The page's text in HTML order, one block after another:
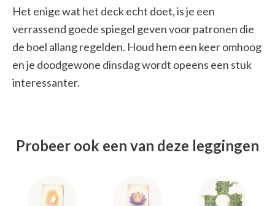
Het enige wat het deck echt doet, is je een
verrassend goede spiegel geven voor patronen die
de boel allang regelden. Houd hem een keer omhoog
en je doodgewone dinsdag wordt opeens een stuk
interessanter.
Probeer ook een van deze leggingen